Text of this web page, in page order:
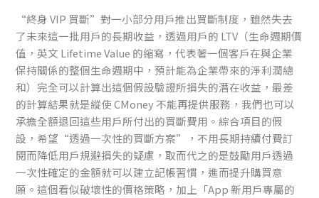
“終身 VIP 買斷”對一小部分用戶推出買斷制度，雖然失去
了未來這一批用戶的長期收益，透過用戶的 LTV（生命週期價
值，英文 Lifetime Value 的縮寫，代表著一個客戶在與企業
保持關係的整個生命週期中，預計能為企業帶來的淨利潤總
和）完全可以計算出這個假設驗證所損失的潛在收益，最差
的計算結果就是縱使 CMoney 不能再提供服務，我們也可以
承擔全額退回這些用戶所付出的買斷費用。綜合項目的假
設，希望“透過一次性的買斷方案”，不用長期持續付費訂
閱而降低用戶規避損失的疑慮，取而代之的是鼓勵用戶透過
一次性確定的金額就可以建立記帳習慣，進而提升購買意
願。這個看似破壞性的價格策略，加上「App 新用戶專屬的